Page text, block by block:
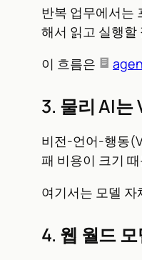
반복 업무에서는
해서 읽고 실행할
이 흐름은
3. 물리 AI는
비전-언어-행동
패 비용이 크기
여기서는 모델 자
4. 웹 월드